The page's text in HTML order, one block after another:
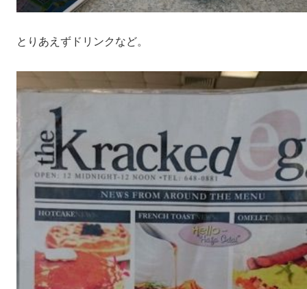
とりあえずドリンクなど。